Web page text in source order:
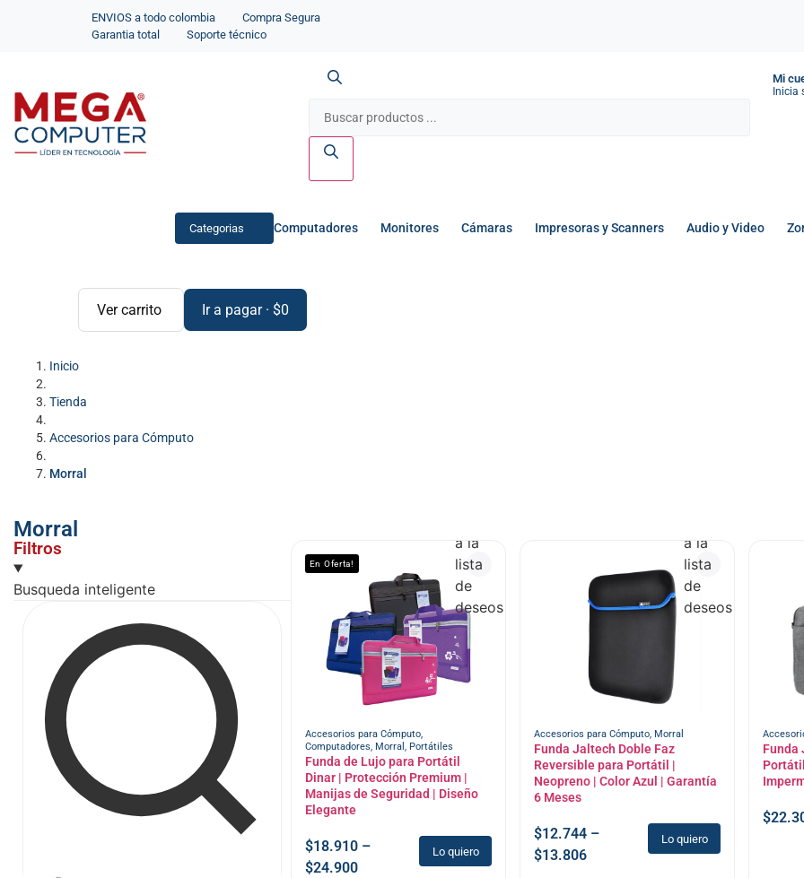
ENVIOS a todo colombia
Compra Segura
Garantia total
Soporte técnico
Mi
Inicia
Categorias Computadores Monitores Cámaras Impresoras y Scanners Audio y Video
Ver carrito Ir a pagar · $0
Inicio
Tienda
Accesorios para Cómputo
Morral
Morral
Filtros
Busqueda inteligente
Accesorios para Cómputo,
Computadores, Morral , Portátiles
Funda de Lujo para Portátil
Dinar | Protección Premium |
Manijas de Seguridad | Diseño
Elegante
$18.910 –
$24.900
Lo quiero
En Oferta!
a la
lista
de
deseos
Accesorios para Cómputo, Morral
Funda Jaltech Doble Faz
Reversible para Portátil |
Neopreno | Color Azul | Garantía
6 Meses
$12.744 –
$13.806
Lo quiero
a la
lista
de
deseos
Funda
$